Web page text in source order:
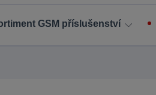
GSM příslušenství